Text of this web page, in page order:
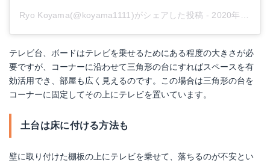
Ryo Koyama(@koyama1111)がシェアした投稿 - 2020年 1月月4日午後10時53分PST
テレビ台、ボードはテレビを乗せるためにある程度の大きさが必
要ですが、コーナーに沿わせて三角形の台にすればスペースを有
効活用でき、部屋も広く見えるのです。この場合は三角形の台を
コーナーに固定してその上にテレビを置いています。
土台は床に付ける方法も
壁に取り付けた棚板の上にテレビを乗せて、落ちるのが不安とい